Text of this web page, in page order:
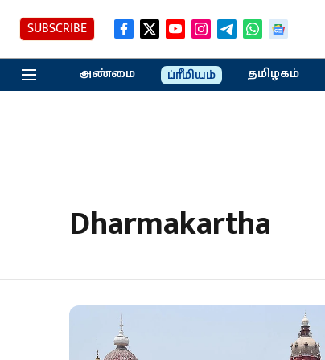
SUBSCRIBE
அண்மை ப்ரீமியம் தமிழகம்
Dharmakartha